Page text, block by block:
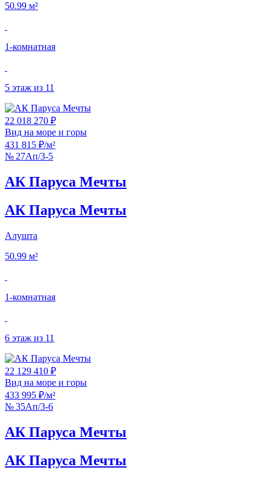
50.99 м²
1‑комнатная
5 этаж из 11
22 018 270 ₽
Вид на море и горы
431 815 ₽/м²
№ 27Ап/3-5
АК Паруса Мечты
АК Паруса Мечты
Алушта
50.99 м²
1‑комнатная
6 этаж из 11
22 129 410 ₽
Вид на море и горы
433 995 ₽/м²
№ 35Ап/3-6
АК Паруса Мечты
АК Паруса Мечты